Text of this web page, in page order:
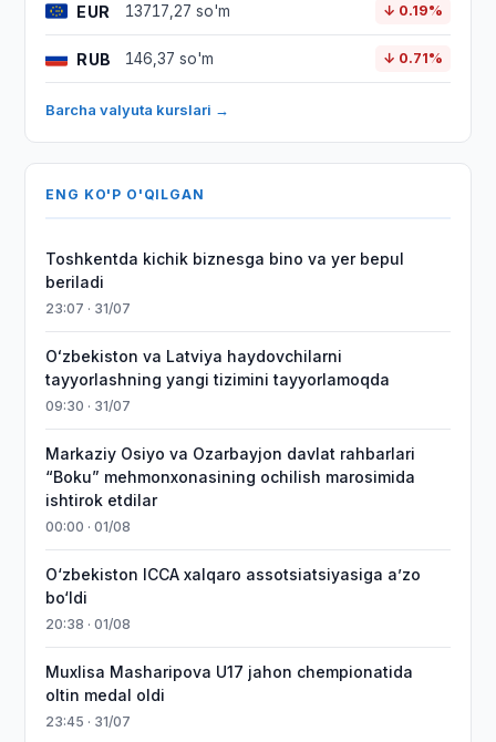
EUR 13717,27 so'm ↓ 0.19%
RUB 146,37 so'm ↓ 0.71%
Barcha valyuta kurslari →
ENG KO'P O'QILGAN
Toshkentda kichik biznesga bino va yer bepul
beriladi
23:07 · 31/07
Oʻzbekiston va Latviya haydovchilarni
tayyorlashning yangi tizimini tayyorlamoqda
09:30 · 31/07
Markaziy Osiyo va Ozarbayjon davlat rahbarlari
“Boku” mehmonxonasining ochilish marosimida
ishtirok etdilar
00:00 · 01/08
O‘zbekiston ICCA xalqaro assotsiatsiyasiga aʼzo
bo‘ldi
20:38 · 01/08
Muxlisa Masharipova U17 jahon chempionatida
oltin medal oldi
23:45 · 31/07